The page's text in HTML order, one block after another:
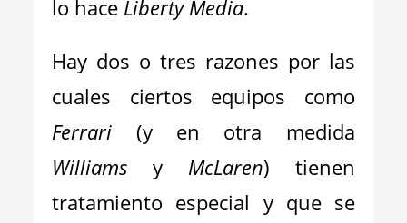
lo hace Liberty Media.
Hay dos o tres razones por las
cuales ciertos equipos como
Ferrari (y en otra medida
Williams y McLaren) tienen
tratamiento especial y que se